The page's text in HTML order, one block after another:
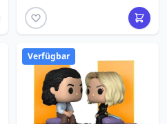
Verfügbar